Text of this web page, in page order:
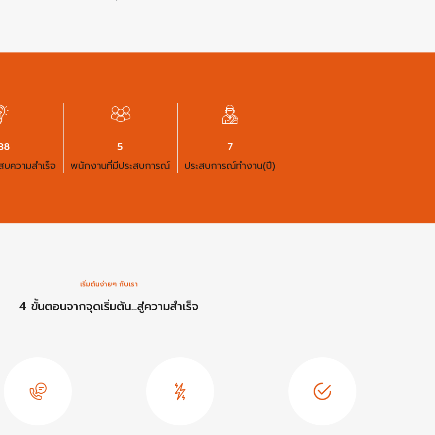
บความสำเร็จ
6
พนักงานที่มีประสบการณ์
10
ประสบการณ์ทำงาน(ปี)
เริ่มต้นง่ายๆ กับเรา
4 ขั้นตอนจากจุดเริ่มต้น...สู่ความสำเร็จ